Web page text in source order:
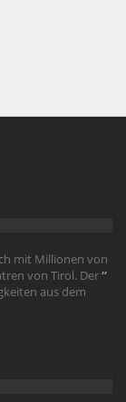
mit Millionen von
von Tirol. Der“
aus dem